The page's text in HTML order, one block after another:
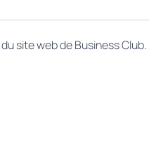
du site web de Business Club.